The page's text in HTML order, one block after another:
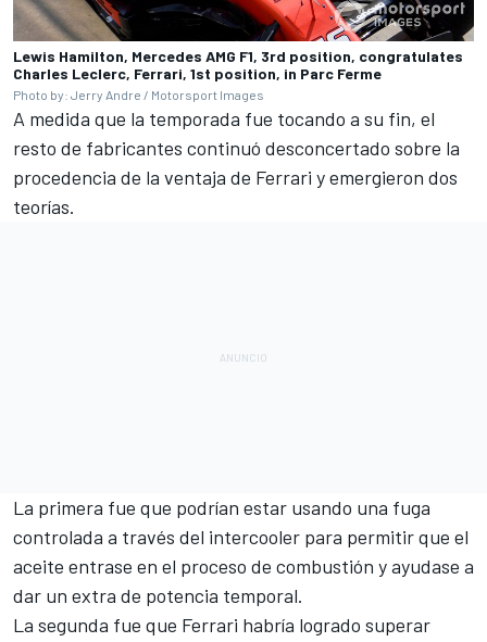
Lewis Hamilton, Mercedes AMG F1, 3rd position, congratulates
Charles Leclerc, Ferrari, 1st position, in Parc Ferme
Photo by: Jerry Andre / Motorsport Images
A medida que la temporada fue tocando a su fin, el
resto de fabricantes continuó desconcertado sobre la
procedencia de la ventaja de Ferrari y emergieron dos
teorías.
La primera fue que podrían estar usando una fuga
controlada a través del intercooler para permitir que el
aceite entrase en el proceso de combustión y ayudase a
dar un extra de potencia temporal.
La segunda fue que Ferrari habría logrado superar